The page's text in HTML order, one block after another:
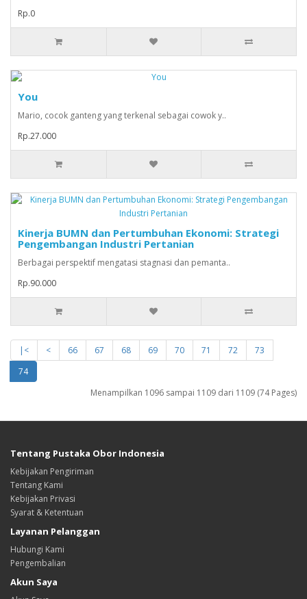
Rp.0
You
Mario, cocok ganteng yang terkenal sebagai cowok y..
Rp.27.000
Kinerja BUMN dan Pertumbuhan Ekonomi: Strategi
Pengembangan Industri Pertanian
Berbagai perspektif mengatasi stagnasi dan pemanta..
Rp.90.000
|< < 66 67 68 69 70 71 72
73
74
Menampilkan 1096 sampai 1109 dari 1109 (74 Pages)
Tentang Pustaka Obor Indonesia
Kebijakan Pengiriman
Tentang Kami
Kebijakan Privasi
Syarat & Ketentuan
Layanan Pelanggan
Hubungi Kami
Pengembalian
Akun Saya